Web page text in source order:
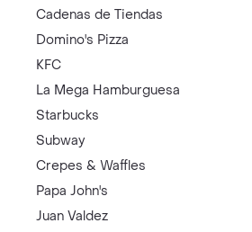
Cadenas de Tiendas
Domino's Pizza
KFC
La Mega Hamburguesa
Starbucks
Subway
Crepes & Waffles
Papa John's
Juan Valdez